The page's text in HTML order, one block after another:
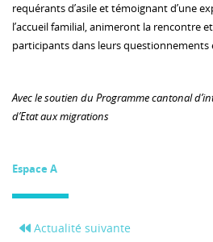
requérants d’asile et témoignant d’une
l’accueil familial, animeront la rencontre
participants dans leurs questionnements
Avec le soutien du Programme cantonal
d’Etat aux migrations
Espace A
Actualité suivante